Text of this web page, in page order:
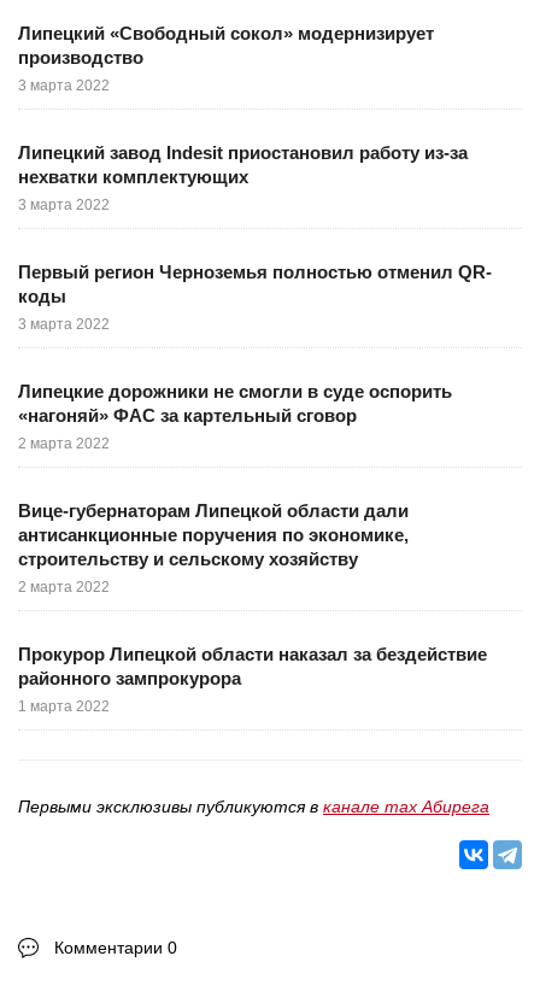
Липецкий «Свободный сокол» модернизирует
производство
3 марта 2022
Липецкий завод Indesit приостановил работу из-за
нехватки комплектующих
3 марта 2022
Первый регион Черноземья полностью отменил QR-
коды
3 марта 2022
Липецкие дорожники не смогли в суде оспорить
«нагоняй» ФАС за картельный сговор
2 марта 2022
Вице-губернаторам Липецкой области дали
антисанкционные поручения по экономике,
строительству и сельскому хозяйству
2 марта 2022
Прокурор Липецкой области наказал за бездействие
районного зампрокурора
1 марта 2022
Первыми эксклюзивы публикуются в канале max Абирега
Комментарии 0